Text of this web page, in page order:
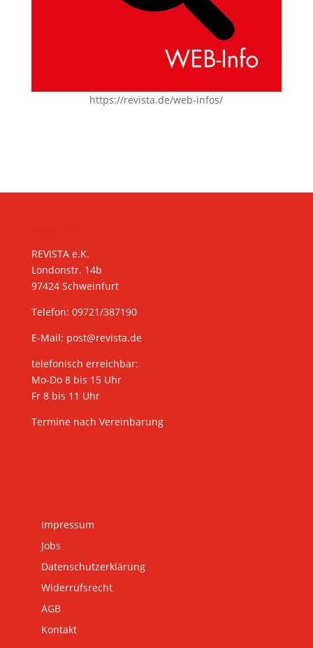
https://revista.de/web-infos/
REVISTA e.K.
Londonstr. 14b
97424 Schweinfurt
Telefon: 09721/387190
E-Mail: post@revista.de
telefonisch erreichbar:
Mo-Do 8 bis 15 Uhr
Fr 8 bis 11 Uhr
Termine nach Vereinbarung
Impressum
Jobs
Datenschutzerklärung
Widerrufsrecht
AGB
Kontakt